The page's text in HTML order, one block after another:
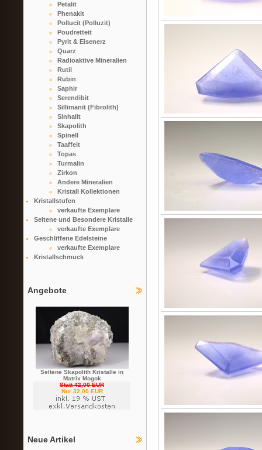
Petalit
Phenakit
Pollucit (Polluzit)
Poudretteit
Pyrit & Eisenerz
Quarz
Radioaktive Mineralien
Rutil
Rubin
Saphir
Serendibit
Sillimanit (Fibrolith)
Sinhalit
Skapolith
Spinell
Taaffeit
Topas
Turmalin
Zirkon
Andere Mineralien
Kristall Kollektionen
Kristallstufen
verkaufte Exemplare
Seltene und Besondere Kristalle
verkaufte Exemplare
Geschliffene Edelsteine
verkaufte Exemplare
Kristallschmuck
Angebote
Seltene Skapolith Kristalle in
Matrix Mogok
Statt 42,00 EUR
Nur 32,00 EUR
Neue Artikel